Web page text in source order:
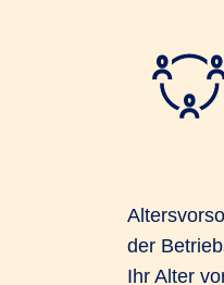
der
Ihr Alter